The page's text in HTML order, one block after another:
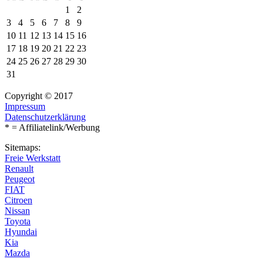
1
2
3
4 5 6 7 8
9
10 11 12 13 14 15 16
17 18 19 20 21 22 23
24 25 26 27 28 29 30
31
Copyright © 2017
Impressum
Datenschutzerklärung
* = Affiliatelink/Werbung
Sitemaps:
Freie Werkstatt
Renault
Peugeot
FIAT
Citroen
Nissan
Toyota
Hyundai
Kia
Mazda